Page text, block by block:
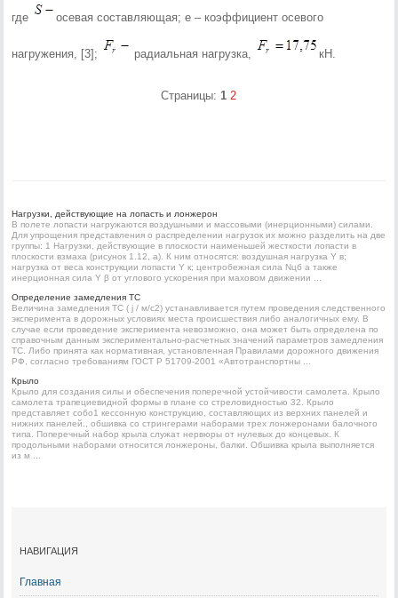
где осевая составляющая; е – коэффициент осевого
нагружения, [3]; радиальная нагрузка, кН.
Страницы:1 2
Нагрузки, действующие на лопасть и лонжерон
В полете лопасти нагружаются воздушными и массовыми (инерционными) силами.
Для упрощения представления о распределении нагрузок их можно разделить на две
группы: 1 Нагрузки, действующие в плоскости наименьшей жесткости лопасти в
плоскости взмаха (рисунок 1.12, а). К ним относятся: воздушная нагрузка Y в;
нагрузка от веса конструкции лопасти Y к; центробежная сила Nцб а также
инерционная сила Y β от углового ускорения при маховом движении ...
Определение замедления ТС
Величина замедления ТС ( ј / м/с2) устанавливается путем проведения следственного
эксперимента в дорожных условиях места происшествия либо аналогичных ему. В
случае если проведение эксперимента невозможно, она может быть определена по
справочным данным экспериментально-расчетных значений параметров замедления
ТС. Либо принята как нормативная, установленная Правилами дорожного движения
РФ, согласно требованиям ГОСТ Р 51709-2001 «Автотранспортны ...
Крыло
Крыло для создания силы и обеспечения поперечной устойчивости самолета. Крыло
самолета трапециевидной формы в плане со стреловидностью 32. Крыло
представляет собо1 кессонную конструкцию, составляющих из верхних панелей и
нижних панелей., обшивка со стрингерами наборами трех лонжеронами балочного
типа. Поперечный набор крыла служат нервюры от нулевых до концевых. К
продольными наборами относится лонжероны, балки. Обшивка крыла выполняется
из м ...
НАВИГАЦИЯ
Главная